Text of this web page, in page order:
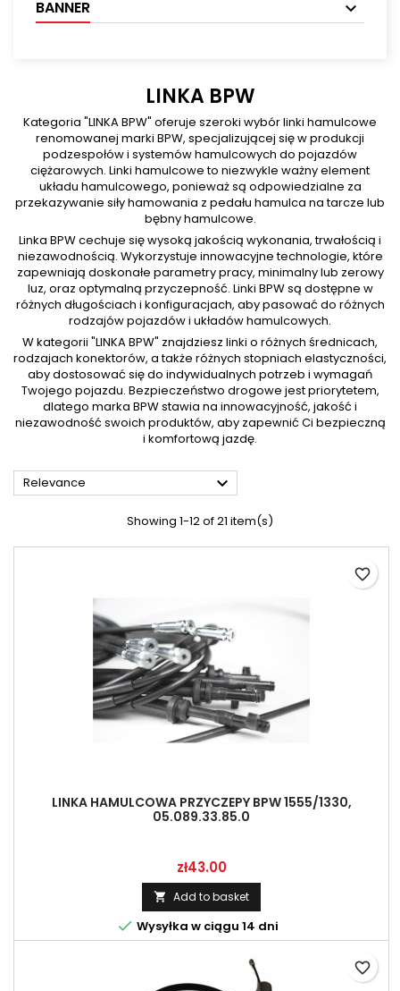
BANNER
LINKA BPW
Kategoria "LINKA BPW" oferuje szeroki wybór linki hamulcowe
renomowanej marki BPW, specjalizującej się w produkcji
podzespołów i systemów hamulcowych do pojazdów
ciężarowych. Linki hamulcowe to niezwykle ważny element
układu hamulcowego, ponieważ są odpowiedzialne za
przekazywanie siły hamowania z pedału hamulca na tarcze lub
bębny hamulcowe.
Linka BPW cechuje się wysoką jakością wykonania, trwałością i
niezawodnością. Wykorzystuje innowacyjne technologie, które
zapewniają doskonałe parametry pracy, minimalny lub zerowy
luz, oraz optymalną przyczepność. Linki BPW są dostępne w
różnych długościach i konfiguracjach, aby pasować do różnych
rodzajów pojazdów i układów hamulcowych.
W kategorii "LINKA BPW" znajdziesz linki o różnych średnicach,
rodzajach konektorów, a także różnych stopniach elastyczności,
aby dostosować się do indywidualnych potrzeb i wymagań
Twojego pojazdu. Bezpieczeństwo drogowe jest priorytetem,
dlatego marka BPW stawia na innowacyjność, jakość i
niezawodność swoich produktów, aby zapewnić Ci bezpieczną
i komfortową jazdę.
Relevance 
Showing 1-12 of 21 item(s)
LINKA HAMULCOWA PRZYCZEPY BPW 1555/1330,
05.089.33.85.0
Price
zł43.00
 Add to basket
 Wysyłka w ciągu 14 dni
favorite_border
favorite_border